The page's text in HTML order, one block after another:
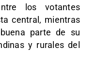
los votantes
central, mientras
parte de su
y rurales del